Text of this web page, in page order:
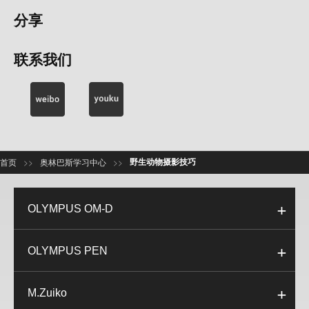
分享
联系我们
首页 >> 奥林巴斯学习中心 >> 野生动物摄影技巧
OLYMPUS OM-D
OLYMPUS PEN
M.Zuiko